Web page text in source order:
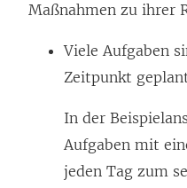
Maßnahmen zu ihrer
Viele Aufgaben
Zeitpunkt
In der
Aufgaben mit
jeden Tag zum